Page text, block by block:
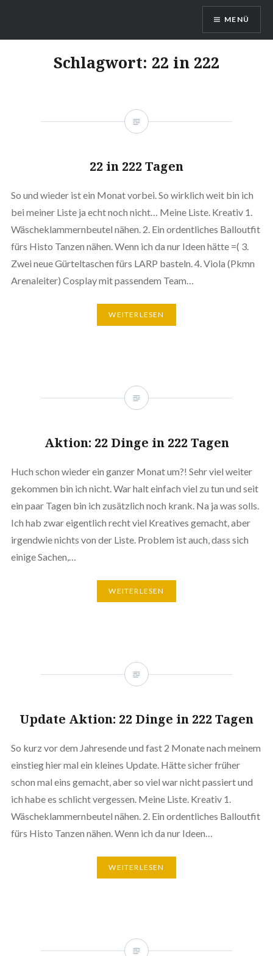
InhaltDragonDanielas Hobbyblog
MENÜ
Schlagwort: 22 in 222
22 in 222 Tagen
So und wieder ist ein Monat vorbei. So wirklich weit bin ich
bei meiner Liste ja echt noch nicht… Meine Liste. Kreativ 1.
Wäscheklammernbeutel nähen. 2. Ein ordentliches Balloutfit
fürs Histo Tanzen nähen. Wenn ich da nur Ideen hätte =( 3.
Zwei neue Gürteltaschen fürs LARP basteln. 4. Viola (Pkmn
Arenaleiter) Cosplay mit passendem Team…
WEITERLESEN
Aktion: 22 Dinge in 222 Tagen
Huch schon wieder ein ganzer Monat um?! Sehr viel weiter
gekommen bin ich nicht. War halt einfach viel zu tun und seit
ein paar Tagen bin ich zusätzlich noch krank. Na ja was solls.
Ich hab zwar eigentlich recht viel Kreatives gemacht, aber
irgendwie nichts von der Liste. Problem ist auch, dass sich
einige Sachen,…
WEITERLESEN
Update Aktion: 22 Dinge in 222 Tagen
So kurz vor dem Jahresende und fast 2 Monate nach meinem
einstieg hier mal ein kleines Update. Hätte sicher früher
schon mal eins gemacht, aber so viel war nicht passiert und
ich habe es schlicht vergessen. Meine Liste. Kreativ 1.
Wäscheklammernbeutel nähen. 2. Ein ordentliches Balloutfit
fürs Histo Tanzen nähen. Wenn ich da nur Ideen…
WEITERLESEN